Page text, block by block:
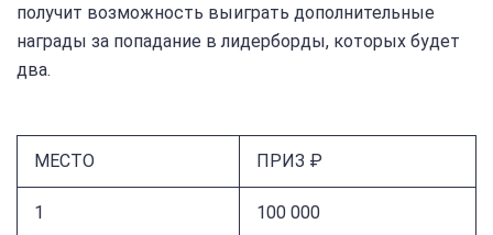
получит возможность выиграть дополнительные
награды за попадание в лидерборды, которых будет
два.
МЕСТО ПРИЗ ₽
1 100 000